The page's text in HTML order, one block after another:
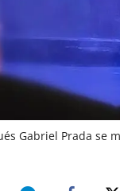
Gabriel Prada se